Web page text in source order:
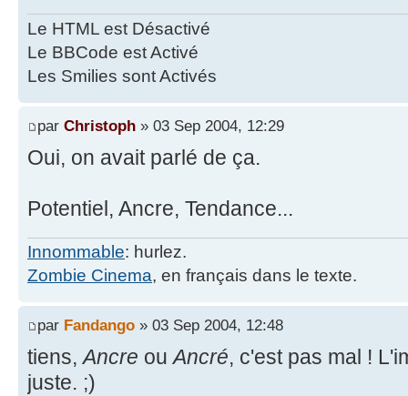
Le HTML est Désactivé
Le BBCode est Activé
Les Smilies sont Activés
par Christoph » 03 Sep 2004, 12:29
Oui, on avait parlé de ça.
Potentiel, Ancre, Tendance...
Innommable: hurlez.
Zombie Cinema, en français dans le texte.
par Fandango » 03 Sep 2004, 12:48
tiens,Ancre ouAncré, c'est pas mal !
juste. ;)